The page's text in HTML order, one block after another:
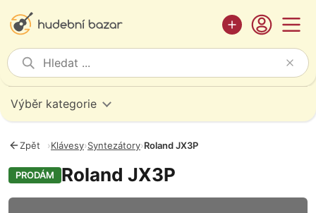
Výběr kategorie
Zpět ›Klávesy›Syntezátory›Roland JX3P
PRODÁM Roland JX3P
Fotografie